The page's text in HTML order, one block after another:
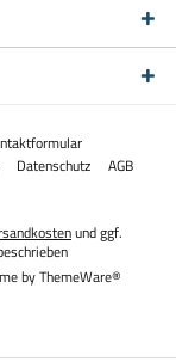
Datenschutz
AGB
und ggf.
byThemeWare®